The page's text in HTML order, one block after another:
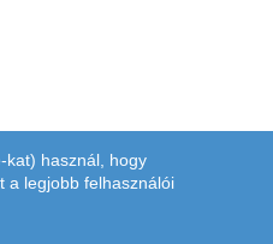
kat) használ, hogy
a legjobb felhasználói